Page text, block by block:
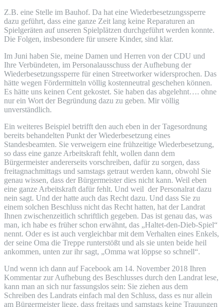
Z.B. eine Stelle im Bauhof. Da hat eine Wiederbesetzungssperre
dazu geführt, dass eine ganze Zeit lang keine Reparaturen an
Spielgeräten auf unseren Spielplätzen durchgeführt werden konnte.
Die Folgen, insbesondere für unsere Kinder, sind klar.
Im Juni haben Sie, meine Damen und Herren von der CDU und
Ihre Verbündeten, im Personalausschuss der Aufhebung der
Wiederbesetzungssperre für einen Streetworker widersprochen. Das
hätte wegen Fördermitteln völlig kostenneutral geschehen können.
Es hätte uns keinen Cent gekostet. Sie haben das abgelehnt…. ohne
nur ein Wort der Begründung dazu zu geben. Mir völlig
unverständlich.
Ein weiteres Beispiel betrifft den auch eben in der Tagesordnung
bereits behandelten Punkt der Wiederbesetzung eines
Standesbeamten. Sie verweigern eine frühzeitige Wiederbesetzung,
so dass eine ganze Arbeitskraft fehlt, wollen dann dem
Bürgermeister andererseits vorschreiben, dafür zu sorgen, dass
freitagnachmittags und samstags getraut werden kann, obwohl Sie
genau wissen, dass der Bürgermeister dies nicht kann. Weil eben
eine ganze Arbeitskraft dafür fehlt. Und weil der Personalrat dazu
nein sagt. Und der hatte auch das Recht dazu. Und dass Sie zu
einem solchen Beschluss nicht das Recht hatten, hat der Landrat
Ihnen zwischenzeitlich schriftlich gegeben. Das ist genau das, was
man, ich habe es früher schon erwähnt, das „Haltet-den-Dieb-Spiel“
nennt. Oder es ist auch vergleichbar mit dem Verhalten eines Enkels,
der seine Oma die Treppe runterstößt und als sie unten beide heil
ankommen, unten zur ihr sagt, „Omma wat löppse so schnell“.
Und wenn ich dann auf Facebook am 14. November 2018 Ihren
Kommentar zur Aufhebung des Beschlusses durch den Landrat lese,
kann man an sich nur fassungslos sein: Sie ziehen aus dem
Schreiben des Landrats einfach mal den Schluss, dass es nur allein
am Bürgermeister liege, dass freitags und samstags keine Trauungen